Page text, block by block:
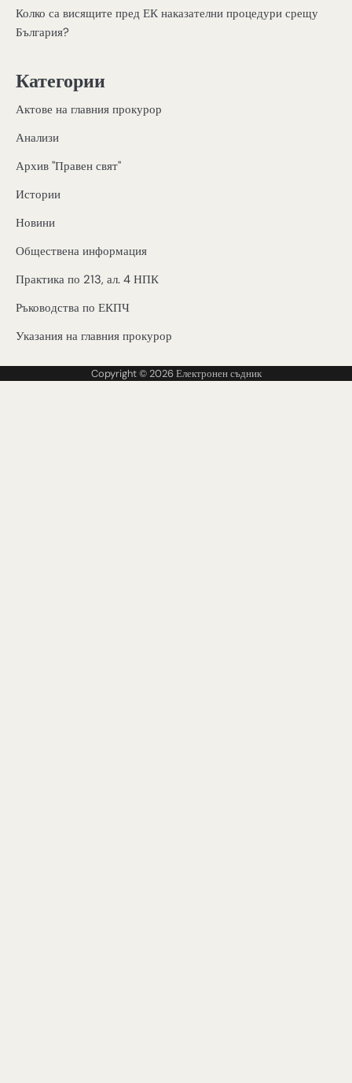
Колко са висящите пред ЕК наказателни процедури срещу
България?
Категории
Актове на главния прокурор
Анализи
Архив "Правен свят"
Истории
Новини
Обществена информация
Практика по 213, ал. 4 НПК
Ръководства по ЕКПЧ
Указания на главния прокурор
Copyright © 2026Електронен съдник